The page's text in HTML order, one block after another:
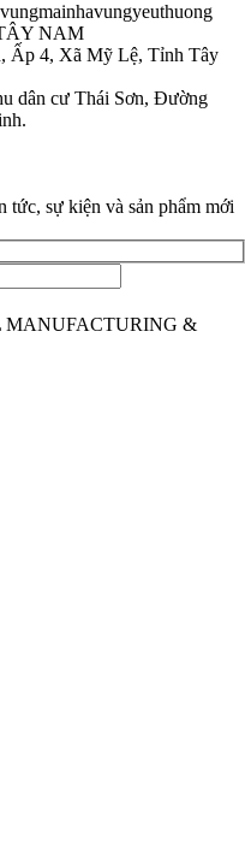
NAM
Ấp 4, Xã Mỹ Lệ, Tỉnh Tây
dân cư Thái Sơn, Đường
tức, sự kiện và sản phẩm mới
MANUFACTURING &